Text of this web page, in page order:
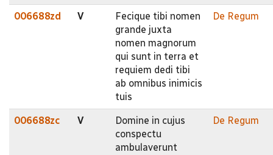
006688zd V
Fecique tibi nomen
grande juxta
nomen magnorum
qui sunt in terra et
requiem dedi tibi
ab omnibus inimicis
tuis
De Regum
006688zc V
Domine in cujus
conspectu
ambulaverunt
De Regum